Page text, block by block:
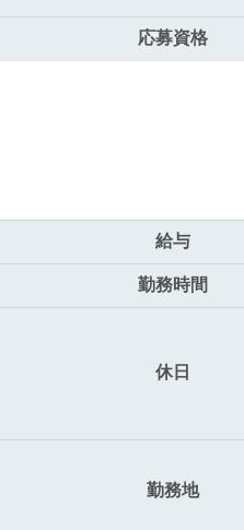
応募資格
給与
勤務時間
休日
勤務地